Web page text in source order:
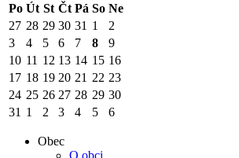
Po Út St Čt Pá So Ne
27 28 29 30 31 1
2
3
4 5 6 7 8
9
10 11 12 13 14 15 16
17 18 19 20 21 22 23
24 25 26 27 28 29 30
31 1 2 3 4 5 6
Obec
O obci